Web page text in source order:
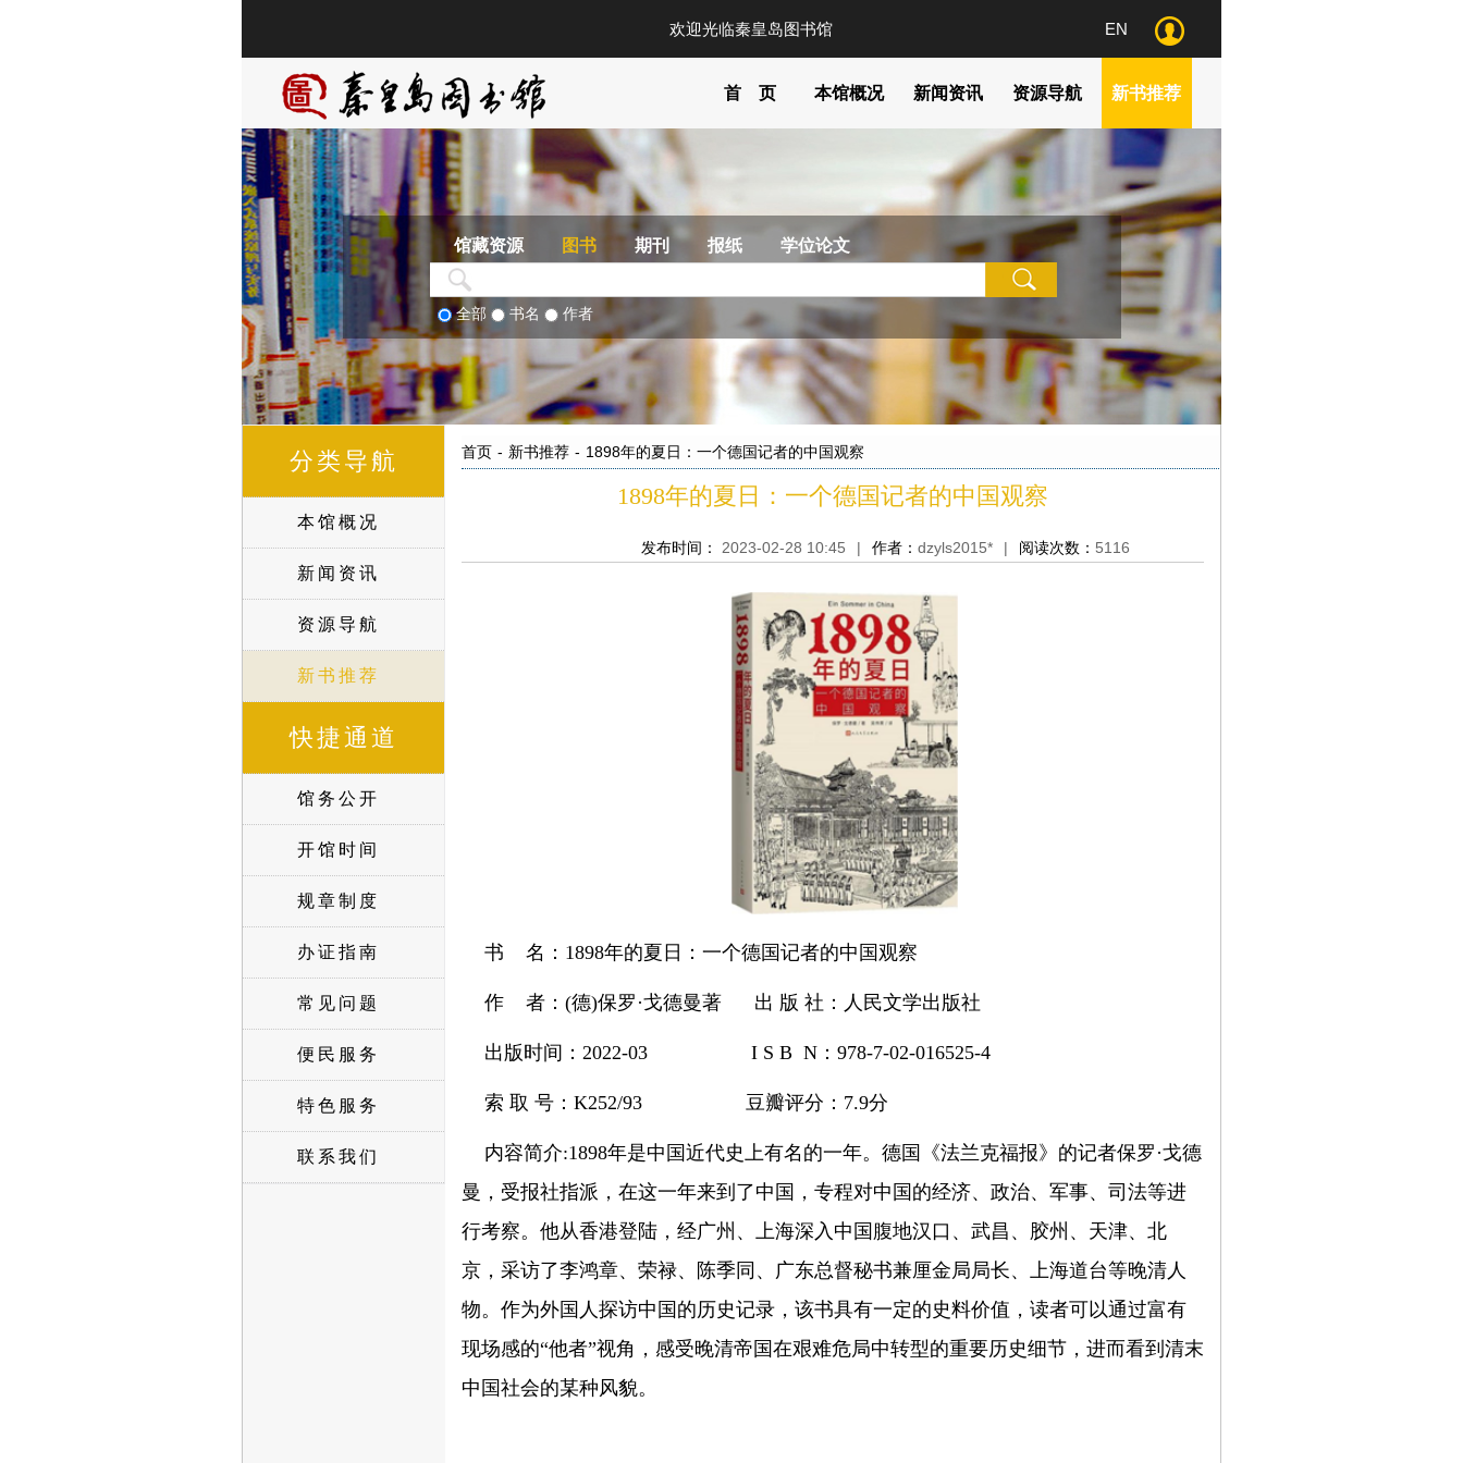
欢迎光临秦皇岛图书馆 EN
首 页 本馆概况 新闻资讯 资源导航 新书推荐
馆藏资源 图书 期刊 报纸 学位论文
全部 书名 作者
分类导航
本馆概况
新闻资讯
资源导航
新书推荐
快捷通道
馆务公开
开馆时间
规章制度
办证指南
常见问题
便民服务
特色服务
联系我们
首页 - 新书推荐 - 1898年的夏日：一个德国记者的中国观察
1898年的夏日：一个德国记者的中国观察
发布时间： 2023-02-28 10:45 | 作者： dzyls2015* | 阅读次数： 5116
书 名： 1898年的夏日：一个德国记者的中国观察
作 者：(德)保罗·戈德曼著 出 版 社：人民文学出版社
出版时间：2022-03 I S B N：978-7-02-016525-4
索 取 号：K252/93 豆瓣评分： 7.9分
内容简介:1898年是中国近代史上有名的一年。德国《法兰克福报》的记者保罗·戈德
曼，受报社指派，在这一年来到了中国，专程对中国的经济、政治、军事、司法等进
行考察。他从香港登陆，经广州、上海深入中国腹地汉口、武昌、胶州、天津、北
京，采访了李鸿章、荣禄、陈季同、广东总督秘书兼厘金局局长、上海道台等晚清人
物。作为外国人探访中国的历史记录，该书具有一定的史料价值，读者可以通过富有
现场感的“他者”视角，感受晚清帝国在艰难危局中转型的重要历史细节，进而看到清末
中国社会的某种风貌。